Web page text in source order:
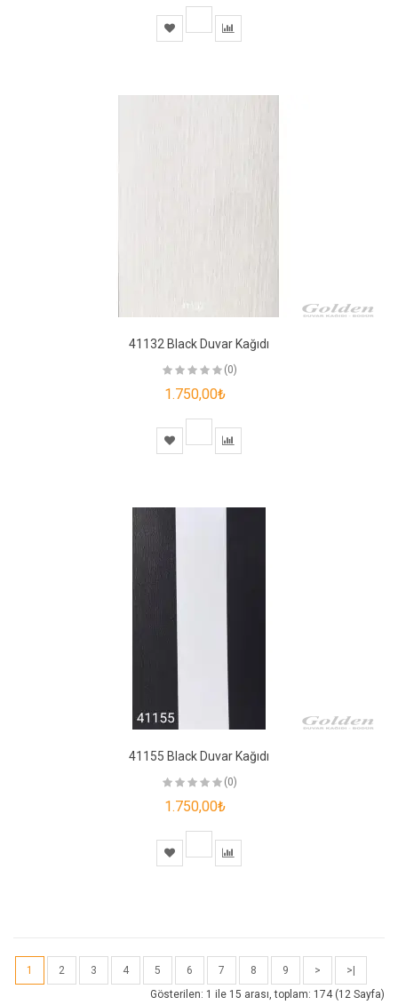
41132 Black Duvar Kağıdı
(0)
1.750,00₺
41155 Black Duvar Kağıdı
(0)
1.750,00₺
1 2 3 4 5 6 7 8 9 >
>|
Gösterilen: 1 ile 15 arası, toplam: 174 (12 Sayfa)